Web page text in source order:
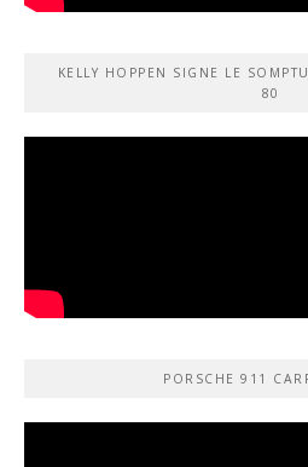
KELLY HOPPEN SIGNE LE
80
PORSCHE 911